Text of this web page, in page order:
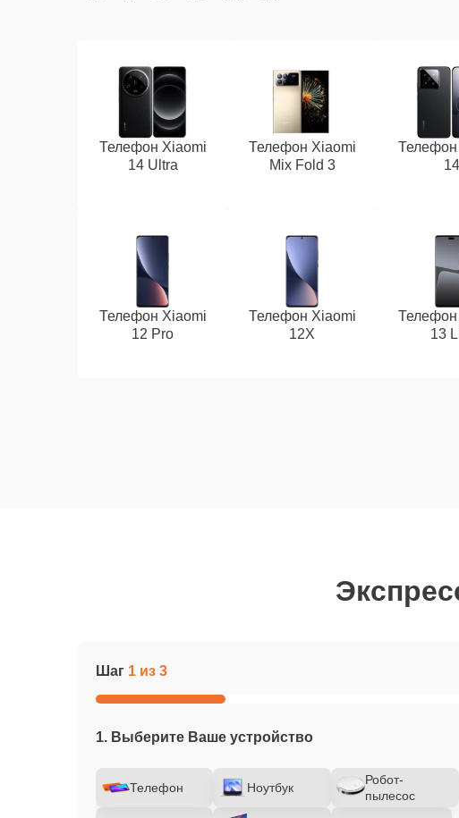
Телефон Xiaomi
14 Ultra
Телефон Xiaomi
Mix Fold 3
Телефон
14
Телефон Xiaomi
12 Pro
Телефон Xiaomi
12X
Телефон
13
Шаг 1 из 3
1. Выберите Ваше устройство
Телефон Ноутбук
Робот-
пылесос